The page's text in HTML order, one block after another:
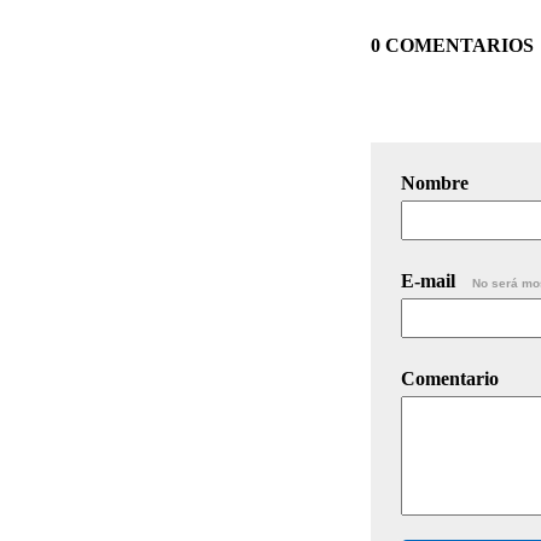
0 COMENTARIOS
Nombre
E-mail No será
Comentario